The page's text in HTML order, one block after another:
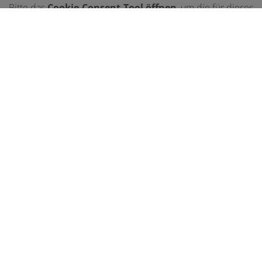
Bitte dasCookie-Consent-Tool öffnen, um die für dieses